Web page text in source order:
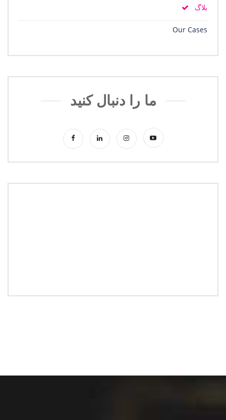
بلاگ
Our Cases
ما را دنبال کنید